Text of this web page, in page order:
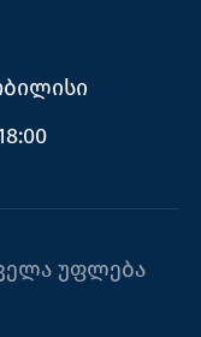
უფლება